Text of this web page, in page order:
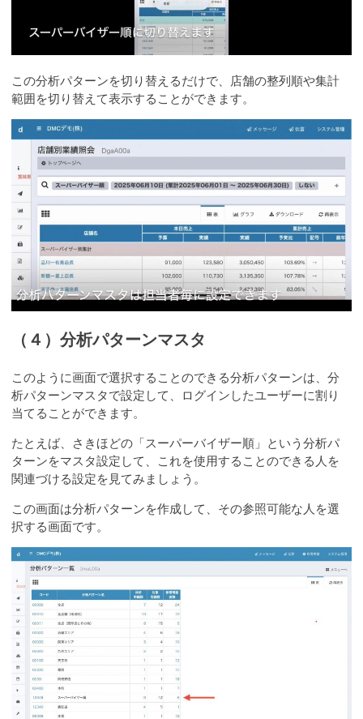
この分析パターンを切り替えるだけで、店舗の整列順や集計
範囲を切り替えて表示することができます。
（４）分析パターンマスタ
このように画面で選択することのできる分析パターンは、分
析パターンマスタで設定して、ログインしたユーザーに割り
当てることができます。
たとえば、さきほどの「スーパーバイザー順」という分析パ
ターンをマスタ設定して、これを使用することのできる人を
関連づける設定を見てみましょう。
この画面は分析パターンを作成して、その参照可能な人を選
択する画面です。